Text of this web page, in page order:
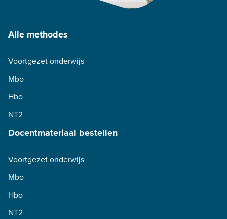
Alle methodes
Voortgezet onderwijs
Mbo
Hbo
NT2
Docentmateriaal bestellen
Voortgezet onderwijs
Mbo
Hbo
NT2